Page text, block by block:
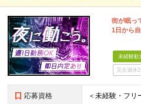
街が眠っ
1日から
未経験歓
完全週休2
応募資格